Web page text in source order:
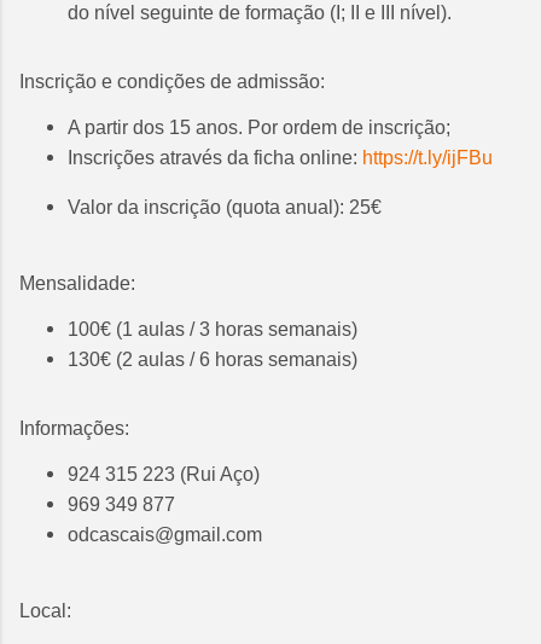
do nível seguinte de formação (I; II e III nível).
Inscrição e condições de admissão:
A partir dos 15 anos. Por ordem de inscrição;
Inscrições através da ficha online: https://t.ly/ijFBu
Valor da inscrição (quota anual): 25€
Mensalidade:
100€ (1 aulas / 3 horas semanais)
130€ (2 aulas / 6 horas semanais)
Informações:
924 315 223 (Rui Aço)
969 349 877
odcascais@gmail.com
Local: